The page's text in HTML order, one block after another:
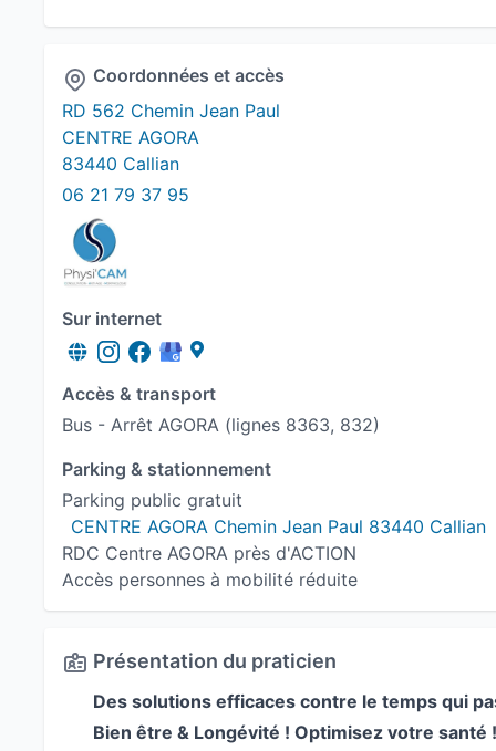
Coordonnées et accès
RD 562 Chemin Jean Paul
CENTRE AGORA
83440 Callian
06 21 79 37 95
Sur internet
Accès & transport
Bus - Arrêt AGORA (lignes 8363, 832)
Parking & stationnement
Parking public gratuit
CENTRE AGORA Chemin Jean Paul 83440 Callian
RDC Centre AGORA près d'ACTION
Accès personnes à mobilité réduite
Présentation du praticien
Des solutions efficaces contre le temps qui
Bien être & Longévité ! Optimisez votre santé !